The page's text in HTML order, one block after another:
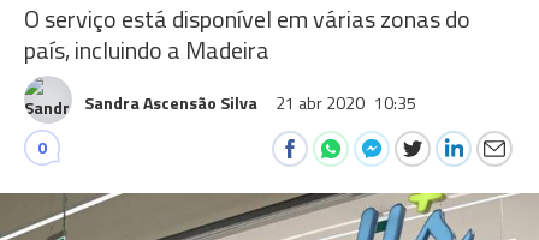
O serviço está disponível em várias zonas do
país, incluindo a Madeira
Sandra Ascensão Silva 21 abr 2020 10:35
0